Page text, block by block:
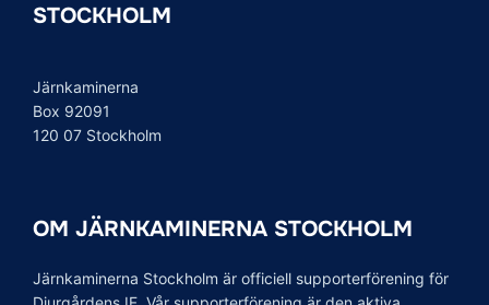
STOCKHOLM
Järnkaminerna
Box 92091
120 07 Stockholm
OM JÄRNKAMINERNA STOCKHOLM
Järnkaminerna Stockholm är officiell supporterförening för